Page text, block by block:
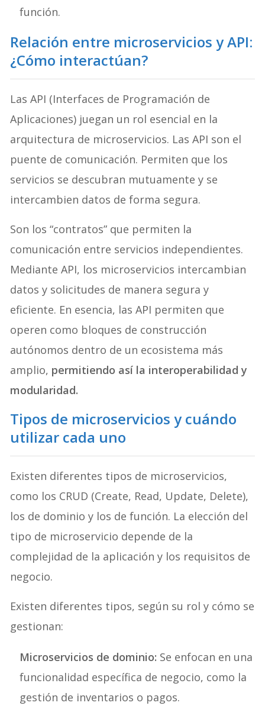
función.
Relación entre microservicios y API:
¿Cómo interactúan?
Las API (Interfaces de Programación de
Aplicaciones) juegan un rol esencial en la
arquitectura de microservicios. Las API son el
puente de comunicación. Permiten que los
servicios se descubran mutuamente y se
intercambien datos de forma segura.
Son los “contratos” que permiten la
comunicación entre servicios independientes.
Mediante API, los microservicios intercambian
datos y solicitudes de manera segura y
eficiente. En esencia, las API permiten que
operen como bloques de construcción
autónomos dentro de un ecosistema más
amplio, permitiendo así la interoperabilidad y
modularidad.
Tipos de microservicios y cuándo
utilizar cada uno
Existen diferentes tipos de microservicios,
como los CRUD (Create, Read, Update, Delete),
los de dominio y los de función. La elección del
tipo de microservicio depende de la
complejidad de la aplicación y los requisitos de
negocio.
Existen diferentes tipos, según su rol y cómo se
gestionan:
Microservicios de dominio: Se enfocan en una
funcionalidad específica de negocio, como la
gestión de inventarios o pagos.